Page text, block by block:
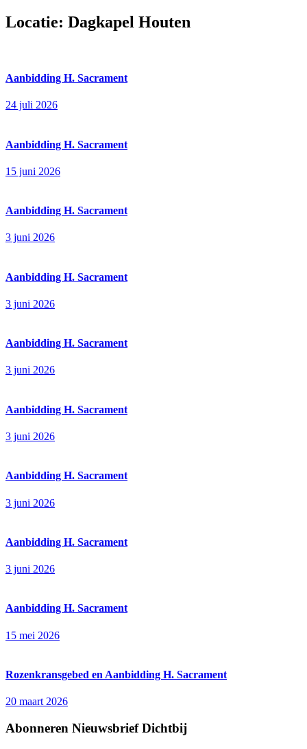
Locatie: Dagkapel Houten
Aanbidding H. Sacrament
24 juli 2026
Aanbidding H. Sacrament
15 juni 2026
Aanbidding H. Sacrament
3 juni 2026
Aanbidding H. Sacrament
3 juni 2026
Aanbidding H. Sacrament
3 juni 2026
Aanbidding H. Sacrament
3 juni 2026
Aanbidding H. Sacrament
3 juni 2026
Aanbidding H. Sacrament
3 juni 2026
Aanbidding H. Sacrament
15 mei 2026
Rozenkransgebed en Aanbidding H. Sacrament
20 maart 2026
Abonneren Nieuwsbrief Dichtbij